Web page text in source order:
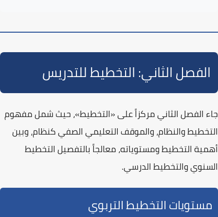
الفصل الثاني: التخطيط للتدريس
جاء الفصل الثاني مركزاً على«التخطيط»، حيث شمل مفهوم
التخطيط والنظام، والموقف التعليمي الصفي كنظام، وبين
أهمية التخطيط ومستوياته، معالجاً بالتفصيل التخطيط
السنوي والتخطيط الدرسي.
مستويات التخطيط التربوي